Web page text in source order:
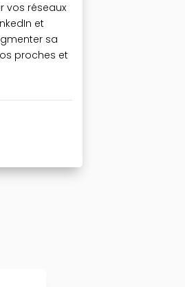
vos réseaux
et
sa
proches et